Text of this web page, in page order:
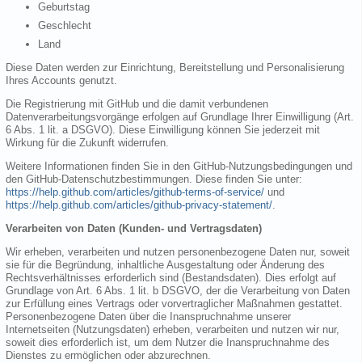
Geburtstag
Geschlecht
Land
Diese Daten werden zur Einrichtung, Bereitstellung und Personalisierung
Ihres Accounts genutzt.
Die Registrierung mit GitHub und die damit verbundenen
Datenverarbeitungsvorgänge erfolgen auf Grundlage Ihrer Einwilligung (Art.
6 Abs. 1 lit. a DSGVO). Diese Einwilligung können Sie jederzeit mit
Wirkung für die Zukunft widerrufen.
Weitere Informationen finden Sie in den GitHub-Nutzungsbedingungen und
den GitHub-Datenschutzbestimmungen. Diese finden Sie unter:
https://help.github.com/articles/github-terms-of-service/ und
https://help.github.com/articles/github-privacy-statement/.
Verarbeiten von Daten (Kunden- und Vertragsdaten)
Wir erheben, verarbeiten und nutzen personenbezogene Daten nur, soweit
sie für die Begründung, inhaltliche Ausgestaltung oder Änderung des
Rechtsverhältnisses erforderlich sind (Bestandsdaten). Dies erfolgt auf
Grundlage von Art. 6 Abs. 1 lit. b DSGVO, der die Verarbeitung von Daten
zur Erfüllung eines Vertrags oder vorvertraglicher Maßnahmen gestattet.
Personenbezogene Daten über die Inanspruchnahme unserer
Internetseiten (Nutzungsdaten) erheben, verarbeiten und nutzen wir nur,
soweit dies erforderlich ist, um dem Nutzer die Inanspruchnahme des
Dienstes zu ermöglichen oder abzurechnen.